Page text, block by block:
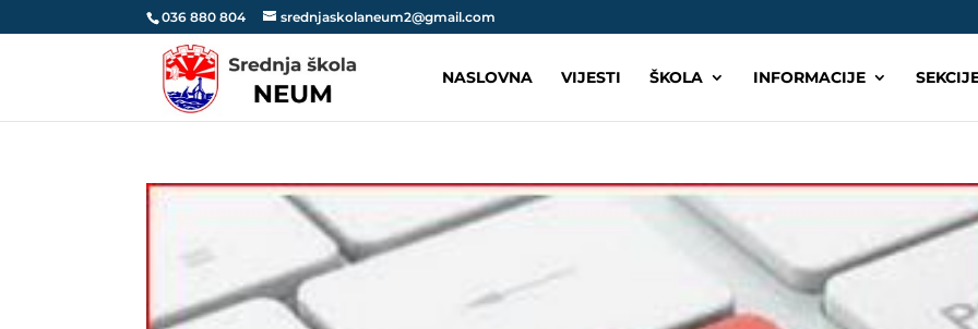
036 880 804 srednjaskolaneum2@gmail.com
NASLOVNA VIJESTI ŠKOLA INFORMACIJE